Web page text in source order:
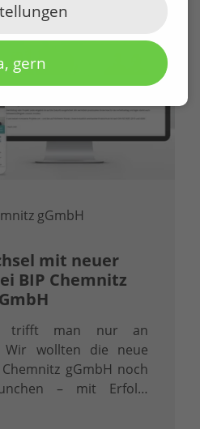
gGmbH
mit neuer
BIP Chemnitz
trifft man nur an
Wir wollten die neue
gGmbH noch
– mit Erfolg:
gern